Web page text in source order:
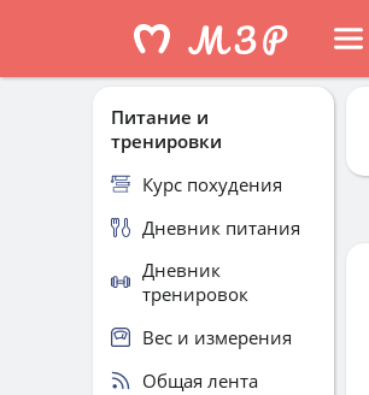
Питание и
тренировки
Курс похудения
Дневник питания
Дневник
тренировок
Вес и измерения
Общая лента